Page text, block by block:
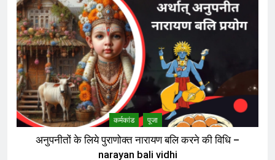
कर्मकांड पूजा
अनुपनीतों के लिये पुराणोक्त नारायण बलि करने की विधि –
narayan bali vidhi